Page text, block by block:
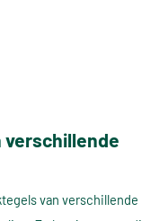
verschillende
van verschillende